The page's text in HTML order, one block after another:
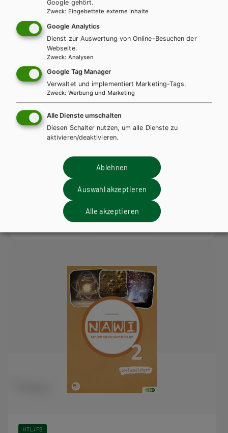
Naturwissenschaften für Höhere technische
Lehranstalten, Band 1
Lehrbuch + E-Book Lehrbuch E-Book Solo
HTL/FS
Google gehört.
Zweck: Eingebettete externe Inhalte
Google Analytics
Dienst zur Auswertung von Online-Besuchen der
Webseite.
Zweck: Analysen
Google Tag Manager
Verwaltet und implementiert Marketing-Tags.
Zweck: Werbung und Marketing
Alle Dienste umschalten
Diesen Schalter nutzen, um alle Dienste zu
aktivieren/deaktivieren.
Ablehnen
Auswahl akzeptieren
Alle akzeptieren